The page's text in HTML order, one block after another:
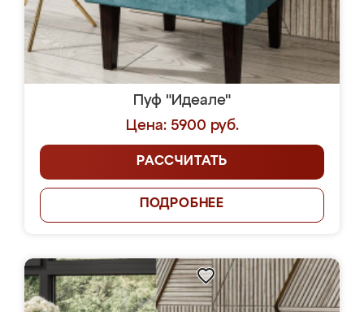
Пуф "Идеале"
Цена: 5900 руб.
РАССЧИТАТЬ
ПОДРОБНЕЕ